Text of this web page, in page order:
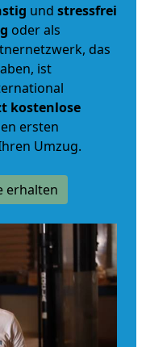
und stressfrei
oder als
das
ist
kostenlose
ersten
Umzug.
erhalten